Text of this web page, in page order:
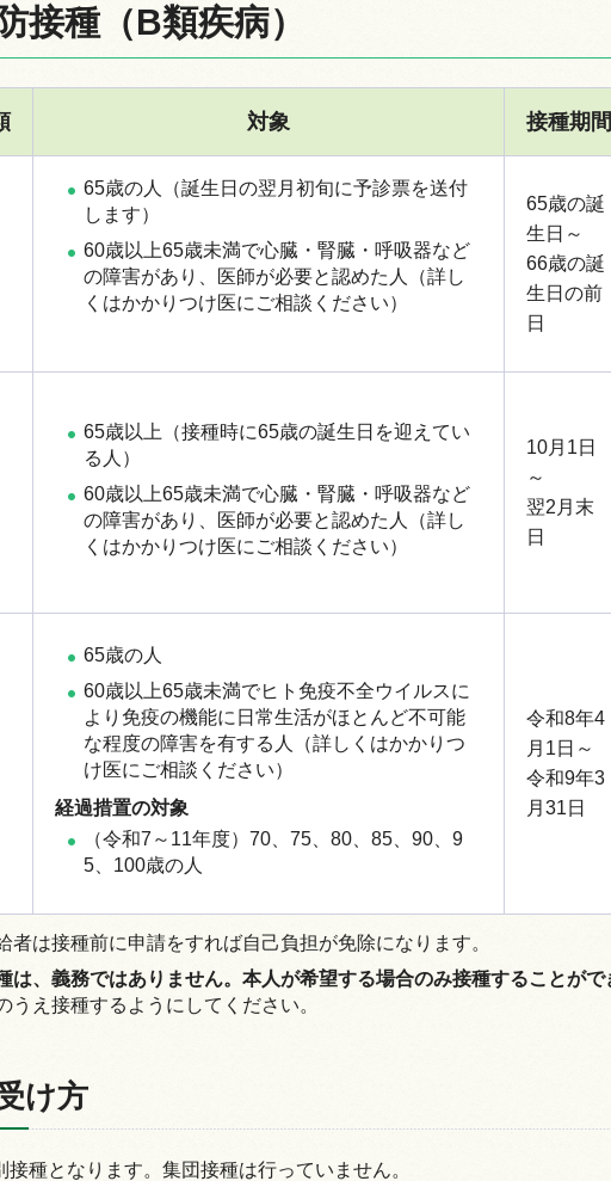
接種（B類疾病）
対象 接種期間
65歳の人（誕生日の翌月初旬に予診票を送付
します）
60歳以上65歳未満で心臓・腎臓・呼吸器など
の障害があり、医師が必要と認めた人（詳し
くはかかりつけ医にご相談ください）
65歳の誕
生日～
66歳の誕
生日の前
日
65歳以上（接種時に65歳の誕生日を迎えてい
る人）
60歳以上65歳未満で心臓・腎臓・呼吸器など
の障害があり、医師が必要と認めた人（詳し
くはかかりつけ医にご相談ください）
10月1日
～
翌2月末
日
65歳の人
60歳以上65歳未満でヒト免疫不全ウイルスに
より免疫の機能に日常生活がほとんど不可能
な程度の障害を有する人（詳しくはかかりつ
け医にご相談ください）
経過措置の対象
（令和7～11年度）70、75、80、85、90、9
5、100歳の人
令和8年4
月1日～
令和9年3
月31日
者は接種前に申請をすれば自己負担が免除になります。
は、義務ではありません。本人が希望する場合のみ接種することがで
うえ接種するようにしてください。
け方
接種となります。集団接種は行っていません。